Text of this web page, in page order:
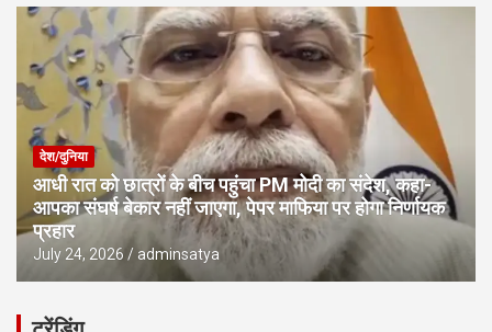
देश/दुनिया
आधी रात को छात्रों के बीच पहुंचा PM मोदी का संदेश, कहा-
आपका संघर्ष बेकार नहीं जाएगा, पेपर माफिया पर होगा निर्णायक
प्रहार
July 24, 2026 adminsatya